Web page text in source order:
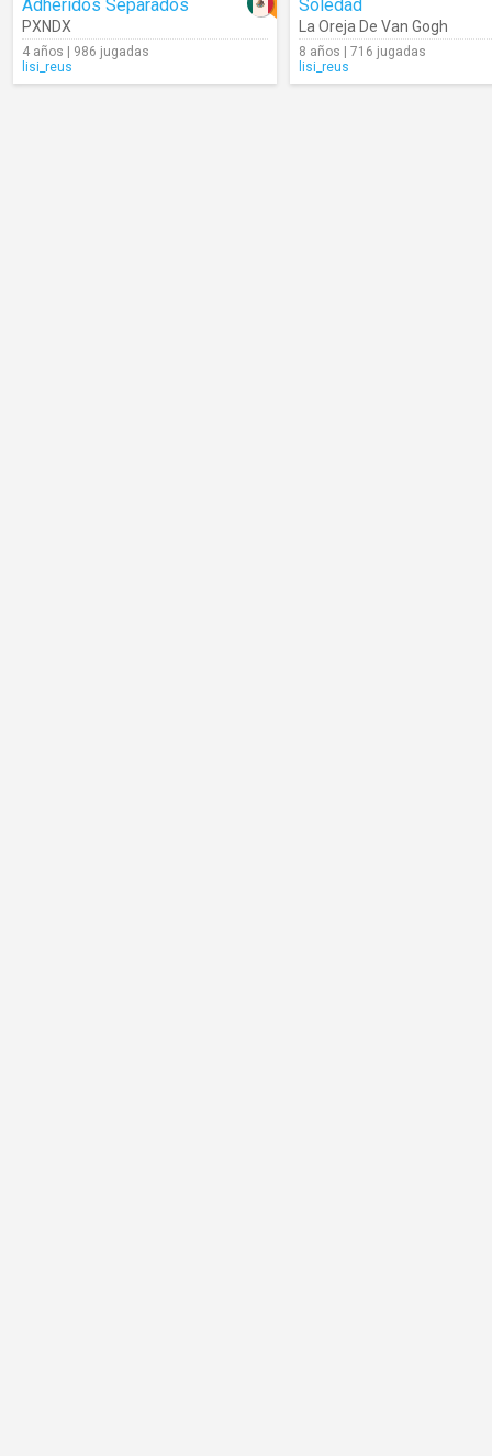
Adheridos Separados
PXNDX
4 años | 986 jugadas
lisi_reus
Soledad
La Oreja De Van Gogh
8 años | 716 jugadas
lisi_reus